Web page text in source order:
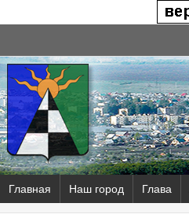
Главная Наш город Глава